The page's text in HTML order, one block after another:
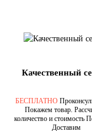
Качественный
БЕСПЛАТНО
Покажем товар.
количество и стоимость
Доставим